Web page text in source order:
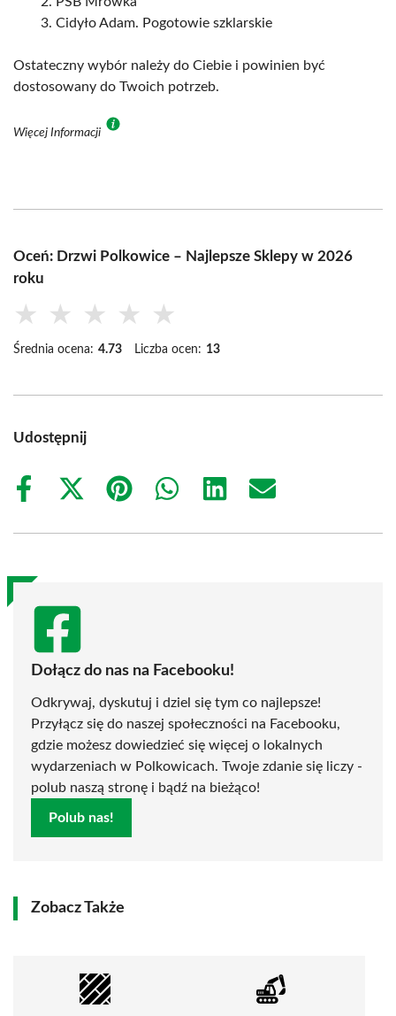
Cidyło Adam. Pogotowie szklarskie
Ostateczny wybór należy do Ciebie i powinien być
dostosowany do Twoich potrzeb.
Więcej Informacji
Oceń: Drzwi Polkowice – Najlepsze Sklepy w 2026
roku
★ ★ ★ ★ ★
Średnia ocena: 4.73 Liczba ocen: 13
Udostępnij
Share
Share
(Twitter)
Share
Share
Share
Share
Dołącz do nas na Facebooku!
Odkrywaj, dyskutuj i dziel się tym co najlepsze!
Przyłącz się do naszej społeczności na Facebooku,
gdzie możesz dowiedzieć się więcej o lokalnych
wydarzeniach w Polkowicach. Twoje zdanie się liczy -
polub naszą stronę i bądź na bieżąco!
Polub nas!
Zobacz Także